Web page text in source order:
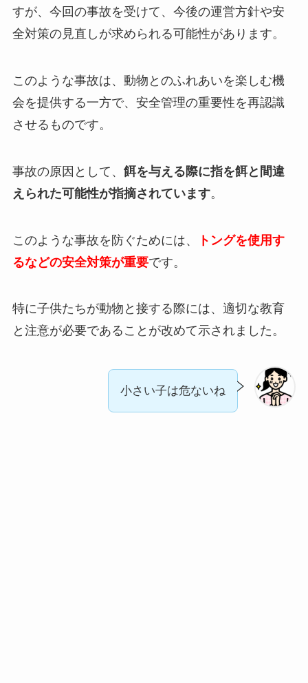
すが、今回の事故を受けて、今後の運営方針や安
全対策の見直しが求められる可能性があります。
このような事故は、動物とのふれあいを楽しむ機
会を提供する一方で、安全管理の重要性を再認識
させるものです。
事故の原因として、 餌を与える際に指を餌と間違
えられた可能性が指摘されています。
このような事故を防ぐためには、
トングを使用す
るなどの安全対策が重要です。
特に子供たちが動物と接する際には、適切な教育
と注意が必要であることが改めて示されました。
小さい子は危ないね